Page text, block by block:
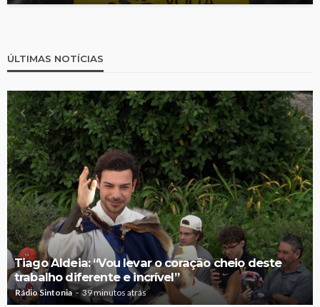
ÚLTIMAS NOTÍCIAS
Tiago Aldeia: “Vou levar o coração cheio deste
trabalho diferente e incrível”
Rádio Sintonia 39 minutos atrás